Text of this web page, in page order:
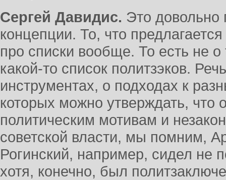
Сергей Давидис. Это довольно
концепции. То, что
про списки вообще. То есть не о
какой-то список политзэков.
инструментах, о подходах к
которых можно утверждать,
политическим мотивам и
советской власти, мы помним,
Рогинский, например, сидел не
хотя, конечно, был